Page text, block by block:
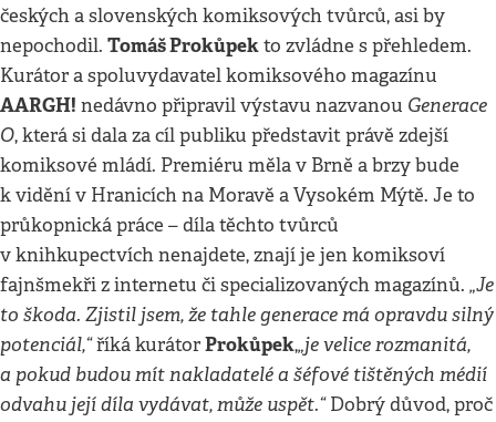
českých a slovenských komiksových tvůrců, asi by
nepochodil. Tomáš Prokůpekto zvládne s přehledem.
Kurátor a spoluvydavatel komiksového magazínu
AARGH! nedávno připravil výstavu nazvanou Generace
O, která si dala za cíl publiku představit právě zdejší
komiksové mládí. Premiéru měla v Brně a brzy bude
k vidění v Hranicích na Moravě a Vysokém Mýtě. Je to
průkopnická práce – díla těchto tvůrců
v knihkupectvích nenajdete, znají je jen komiksoví
fajnšmekři z internetu či specializovaných magazínů. „Je
to škoda. Zjistil jsem, že tahle generace má opravdu silný
potenciál,“říká kurátorProkůpek,„je velice rozmanitá,
a pokud budou mít nakladatelé a šéfové tištěných médií
odvahu její díla vydávat, může uspět.“Dobrý důvod, proč